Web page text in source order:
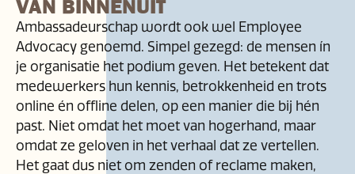
VAN BINNENUIT
Ambassadeurschap wordt ook wel Employee
Advocacy genoemd. Simpel gezegd: de mensen ín
je organisatie het podium geven. Het betekent dat
medewerkers hun kennis, betrokkenheid en trots
online én offline delen, op een manier die bij hén
past. Niet omdat het moet van hogerhand, maar
omdat ze geloven in het verhaal dat ze vertellen.
Het gaat dus niet om zenden of reclame maken,